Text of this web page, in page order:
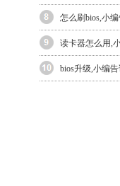
怎么刷bios,小
读卡器怎么用,
bios升级,小编